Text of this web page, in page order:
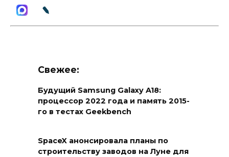
Свежее:
Будущий Samsung Galaxy A18:
процессор 2022 года и память 2015-
го в тестах Geekbench
SpaceX анонсировала планы по
строительству заводов на Луне для